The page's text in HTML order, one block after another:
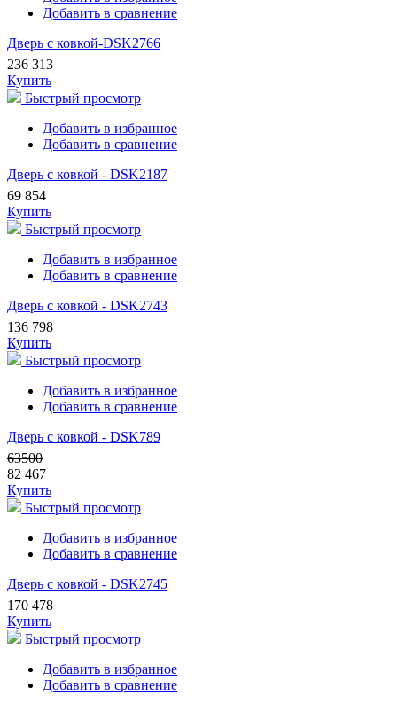
Добавить в сравнение
Дверь с ковкой-DSK2766
236 313
Купить
Быстрый просмотр
Добавить в избранное
Добавить в сравнение
Дверь с ковкой - DSK2187
69 854
Купить
Быстрый просмотр
Добавить в избранное
Добавить в сравнение
Дверь с ковкой - DSK2743
136 798
Купить
Быстрый просмотр
Добавить в избранное
Добавить в сравнение
Дверь с ковкой - DSK789
63500
82 467
Купить
Быстрый просмотр
Добавить в избранное
Добавить в сравнение
Дверь с ковкой - DSK2745
170 478
Купить
Быстрый просмотр
Добавить в избранное
Добавить в сравнение